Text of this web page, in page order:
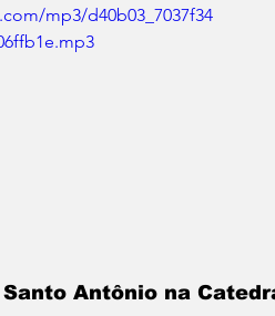
mp3/d40b03_7037f34
Antônio na